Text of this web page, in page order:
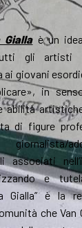
Giallaè un
gli artisti
giovani
in
abilità
di figure
associati
e
Gialla” è la
che